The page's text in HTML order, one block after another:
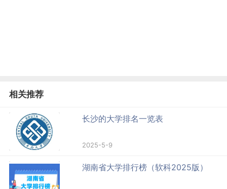
相关推荐
长沙的大学排名一览表
2025-5-9
湖南省大学排行榜（软科2025版）